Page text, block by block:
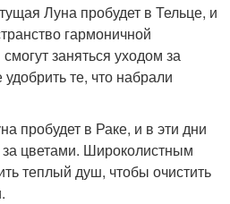
Луна пробудет в Тельце, и
гармоничной
заняться уходом за
те, что набрали
пробудет в Раке, и в эти дни
цветами. Широколистным
теплый душ, чтобы очистить